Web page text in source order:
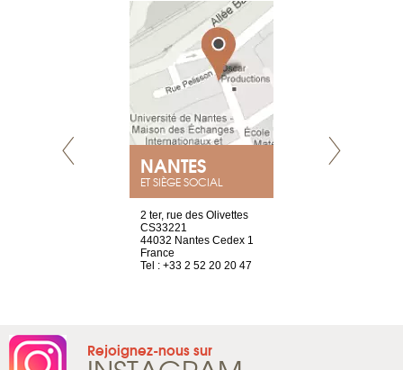
NANTES
ET SIÈGE SOCIAL
2 ter, rue des Olivettes
CS33221
44032 Nantes Cedex 1
France
Tel : +33 2 52 20 20 47
Rejoignez-nous sur